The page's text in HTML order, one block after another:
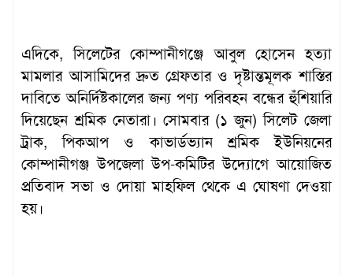
এদিকে, সিলেটের কোম্পানীগঞ্জে আবুল হোসেন হত্যা
মামলার আসামিদের দ্রুত গ্রেফতার ও দৃষ্টান্তমূলক শাস্তির
দাবিতে অনির্দিষ্টকালের জন্য পণ্য পরিবহন বন্ধের হুঁশিয়ারি
দিয়েছেন শ্রমিক নেতারা। সোমবার (১ জুন) সিলেট জেলা
ট্রাক, পিকআপ ও কাভার্ডভ্যান শ্রমিক ইউনিয়নের
কোম্পানীগঞ্জ উপজেলা উপ-কমিটির উদ্যোগে আয়োজিত
প্রতিবাদ সভা ও দোয়া মাহফিল থেকে এ ঘোষণা দেওয়া
হয়।